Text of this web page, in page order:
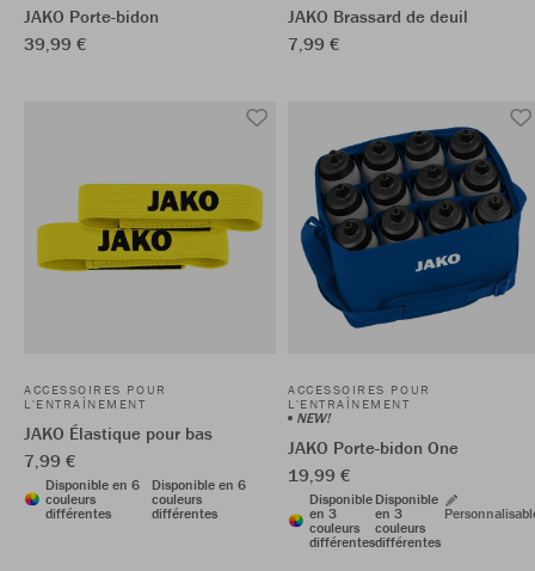
JAKO Porte-bidon
39,99 €
JAKO Brassard de deuil
7,99 €
ACCESSOIRES POUR
L'ENTRAÎNEMENT
JAKO Élastique pour bas
7,99 €
Disponible en 6
couleurs
différentes
Disponible en 6
couleurs
différentes
ACCESSOIRES POUR
L'ENTRAÎNEMENT
NEW!
JAKO Porte-bidon One
19,99 €
Disponible
en 3
couleurs
différentes
Disponible
en 3
couleurs
différentes